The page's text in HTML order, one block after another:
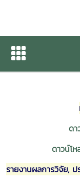
หนังสือให
ดา
ดาวน์โ
รายงานผลการวิจัย,